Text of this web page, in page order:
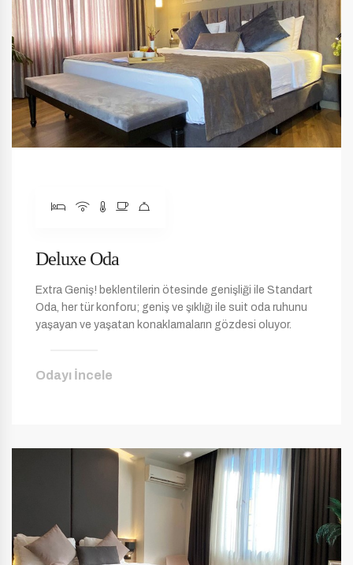
Deluxe Oda
Extra Geniş! beklentilerin ötesinde genişliği ile Standart
Oda, her tür konforu; geniş ve şıklığı ile suit oda ruhunu
yaşayan ve yaşatan konaklamaların gözdesi oluyor.
Odayı İncele